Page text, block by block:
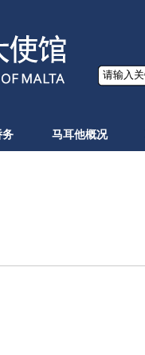
务 马耳他概况